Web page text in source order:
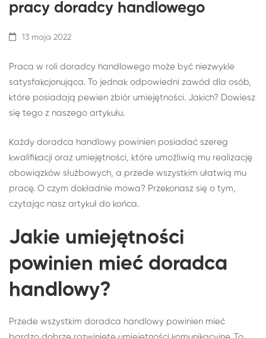
pracy doradcy handlowego
13 maja 2022
Praca w roli doradcy handlowego może być niezwykle
satysfakcjonująca. To jednak odpowiedni zawód dla osób,
które posiadają pewien zbiór umiejętności. Jakich? Dowiesz
się tego z naszego artykułu.
Każdy doradca handlowy powinien posiadać szereg
kwalifikacji oraz umiejętności, które umożliwią mu realizację
obowiązków służbowych, a przede wszystkim ułatwią mu
pracę. O czym dokładnie mowa? Przekonasz się o tym,
czytając nasz artykuł do końca.
Jakie umiejętności
powinien mieć doradca
handlowy?
Przede wszystkim doradca handlowy powinien mieć